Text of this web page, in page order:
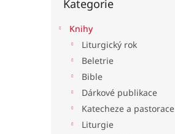
kategorie
Kategorie
Knihy
Liturgický rok
Beletrie
Bible
Dárkové publikace
Katecheze a pastorace
Liturgie